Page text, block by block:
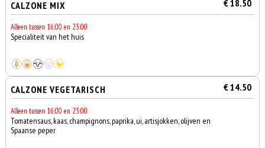
CALZONE MIX € 18.50
Alleen tussen 16:00 en 23:00
Specialiteit van het huis
CALZONE VEGETARISCH € 14.50
Alleen tussen 16:00 en 23:00
Tomatensaus, kaas, champignons, paprika, ui, artisjokken, olijven en
Spaanse peper